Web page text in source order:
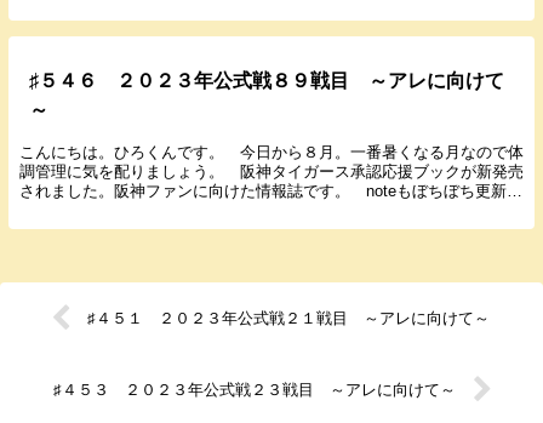
♯５４６ ２０２３年公式戦８９戦目 ～アレに向けて
～
こんにちは。ひろくんです。 今日から８月。一番暑くなる月なので体
調管理に気を配りましょう。 阪神タイガース承認応援ブックが新発売
されました。阪神ファンに向けた情報誌です。 noteもぼちぼち更新し
♯４５１ ２０２３年公式戦２１戦目 ～アレに向けて～
♯４５３ ２０２３年公式戦２３戦目 ～アレに向けて～